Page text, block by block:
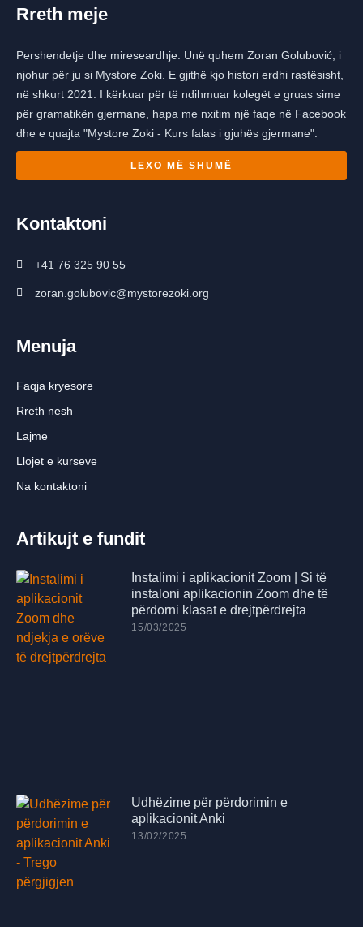
Rreth meje
Pershendetje dhe mireseardhje. Unë quhem Zoran Golubović, i
njohur për ju si Mystore Zoki. E gjithë kjo histori erdhi rastësisht,
në shkurt 2021. I kërkuar për të ndihmuar kolegët e gruas sime
për gramatikën gjermane, hapa me nxitim një faqe në Facebook
dhe e quajta "Mystore Zoki - Kurs falas i gjuhës gjermane".
LEXO MË SHUMË
Kontaktoni
+41 76 325 90 55
zoran.golubovic@mystorezoki.org
Menuja
Faqja kryesore
Rreth nesh
Lajme
Llojet e kurseve
Na kontaktoni
Artikujt e fundit
Instalimi i aplikacionit Zoom | Si të
instaloni aplikacionin Zoom dhe të
përdorni klasat e drejtpërdrejta
15/03/2025
Udhëzime për përdorimin e
aplikacionit Anki
13/02/2025